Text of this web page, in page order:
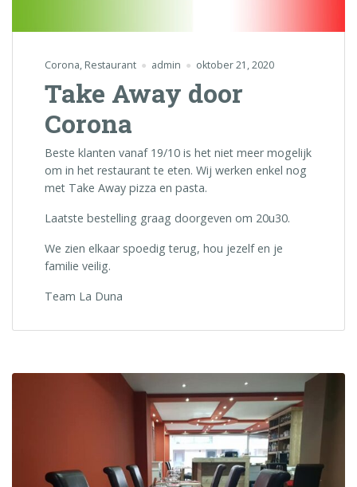
Corona, Restaurant admin oktober 21, 2020
Take Away door
Corona
Beste klanten vanaf 19/10 is het niet meer mogelijk
om in het restaurant te eten. Wij werken enkel nog
met Take Away pizza en pasta.
Laatste bestelling graag doorgeven om 20u30.
We zien elkaar spoedig terug, hou jezelf en je
familie veilig.
Team La Duna